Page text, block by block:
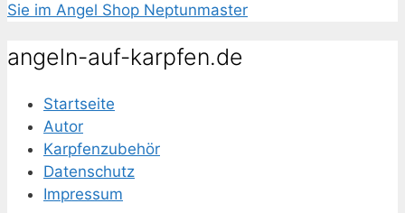
Sie im Angel Shop Neptunmaster
angeln-auf-karpfen.de
Startseite
Autor
Karpfenzubehör
Datenschutz
Impressum